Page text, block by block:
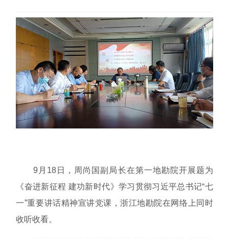
9月18日，周尚国副局长在第一地勘院开展题为
《奋进新征程 建功新时代》学习贯彻习近平总书记“七
一”重要讲话精神宣讲党课，浙江地勘院在网络上同时
收听收看。